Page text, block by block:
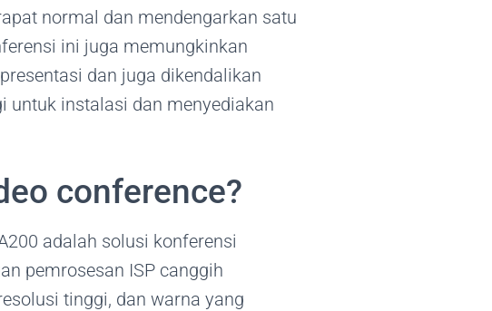
normal dan mendengarkan satu
ini juga memungkinkan
dan juga dikendalikan
untuk instalasi dan menyediakan
conference?
adalah solusi konferensi
pemrosesan ISP canggih
tinggi, dan warna yang